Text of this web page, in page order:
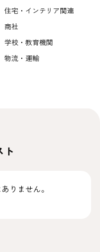
住宅・インテリア関連
商社
学校・教育機関
物流・運輸
ト
りません。